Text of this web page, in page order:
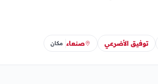
توفيق الأضرعي صنعاء مكان